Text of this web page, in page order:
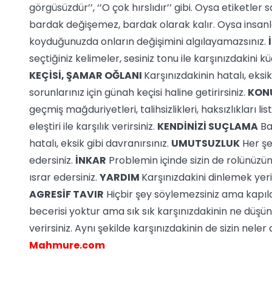
görgüsüzdür’’, ‘’O çok hırslıdır’’ gibi. Oysa
bardak değişemez, bardak olarak kalır. Oysa
koyduğunuzda onların değişimini algılayamazsınız.
seçtiğiniz kelimeler, sesiniz tonu ile karşınızdakini
KEÇİSİ, ŞAMAR OĞLANI Karşınızdakinin hatalı,
sorunlarınız için günah keçisi haline getirirsiniz.
geçmiş mağduriyetleri, talihsizlikleri, haksızlıkları
eleştiri ile karşılık verirsiniz. KENDİNİZİ SUÇLAMA
hatalı, eksik gibi davranırsınız. UMUTSUZLUK Her
edersiniz. İNKAR Problemin içinde sizin de
ısrar edersiniz. YARDIM Karşınızdakini dinlemek
AGRESİF TAVIR Hiçbir şey söylemezsiniz ama
becerisi yoktur ama sık sık karşınızdakinin ne
verirsiniz. Aynı şekilde karşınızdakinin de sizin
Mahmure.com